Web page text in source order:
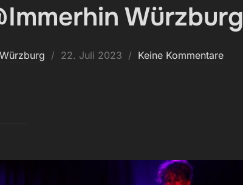
Würzburg
Würzburg
Veröffentlicht
22. Juli 2023 Keine Kommentare